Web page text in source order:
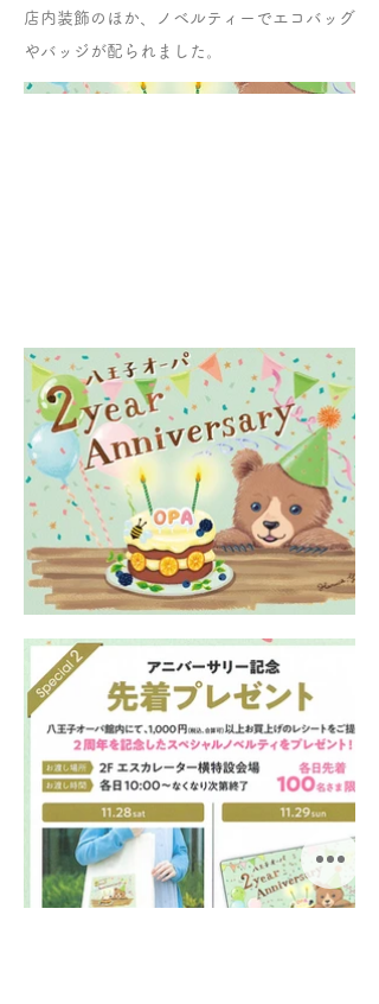
店内装飾のほか、ノベルティーでエコバッグ
やバッジが配られました。